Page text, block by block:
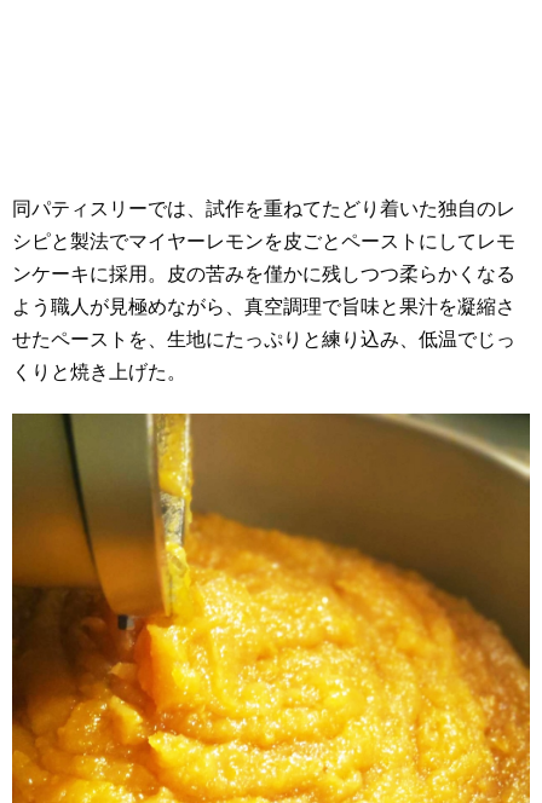
同パティスリーでは、試作を重ねてたどり着いた独自のレ
シピと製法でマイヤーレモンを皮ごとペーストにしてレモ
ンケーキに採用。皮の苦みを僅かに残しつつ柔らかくなる
よう職人が見極めながら、真空調理で旨味と果汁を凝縮さ
せたペーストを、生地にたっぷりと練り込み、低温でじっ
くりと焼き上げた。